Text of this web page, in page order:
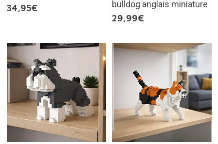
34,95€
bulldog anglais miniature
29,99€